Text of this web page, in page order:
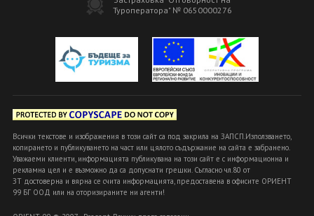
Туроператора" № 0650000276
Всички текстове и изображения в този сайт са под закрила на ЗАПСП.Използването,
копирането и публикуването на част или цялото съдържание на сайта е забранено.
Уважаеми клиенти, информацията публикувана на този сайт е с информационна и
рекламна цел и е възможно да са допуснати грешки. Съгласно чл.80 от
ЗТ достоверна и вярна се счита информацията, предоставена в офисите ОРИЕНТ
99 БГ ООД или на оторизираните ни агенти!